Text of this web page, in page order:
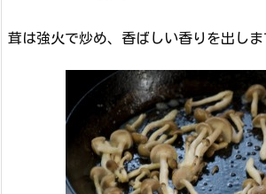
茸は強火で炒め、香ばしい香りを出しま